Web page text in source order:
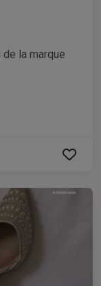
la marque